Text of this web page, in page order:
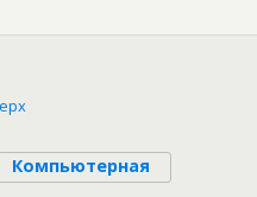
Компьютерная